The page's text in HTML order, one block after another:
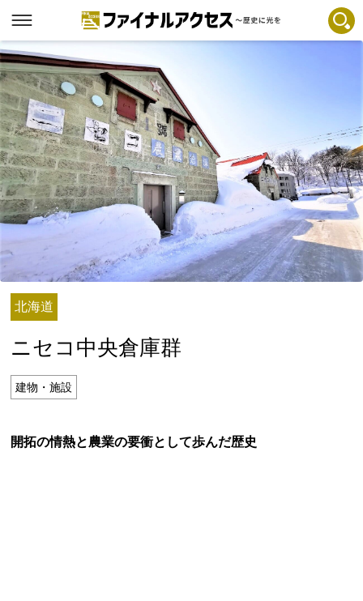
注目コンテンツ 一覧
ファイナルアクセスとは
メディアの編集方針とコンテンツポリシー
プライバシーポリシー
お問合せ
免責事項
不具合・報告事項
記事掲載基準
Special Thanks
フリーワードで探す
北海道
ニセコ中央倉庫群
建物・施設
開拓の情熱と農業の要衝として歩んだ歴史